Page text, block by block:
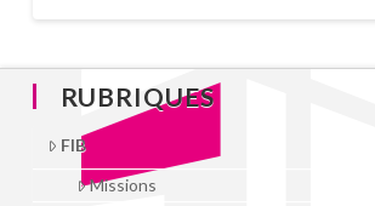
RUBRIQUES
FIB
Missions